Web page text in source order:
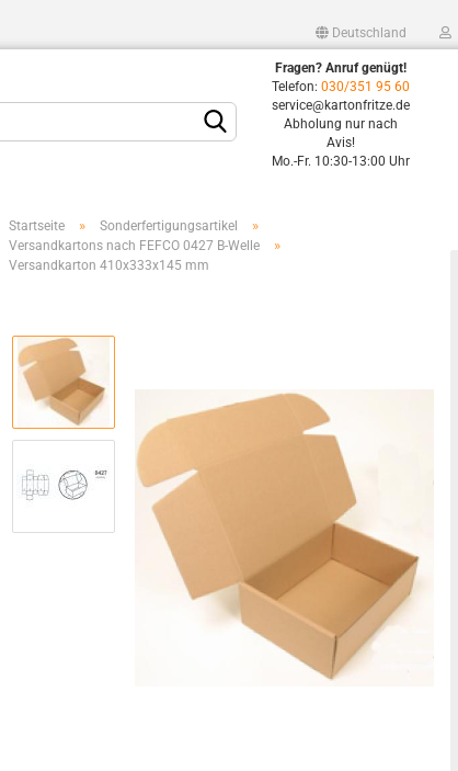
Deutschland
Fragen? Anruf genügt!
Telefon:030/351 95 60
service@kartonfritze.de
Abholung nur nach
Avis!
Mo.-Fr. 10:30-13:00 Uhr
Startseite » Sonderfertigungsartikel »
Versandkartons nach FEFCO 0427 B-Welle »
Versandkarton 410x333x145 mm